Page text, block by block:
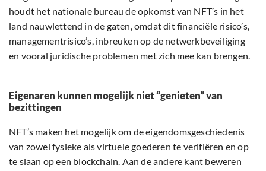
houdt het nationale bureau de opkomst van NFT’s in het
land nauwlettend in de gaten, omdat dit financiële risico’s,
managementrisico’s, inbreuken op de netwerkbeveiliging
en vooral juridische problemen met zich mee kan brengen.
Eigenaren kunnen mogelijk niet “genieten” van
bezittingen
NFT’s maken het mogelijk om de eigendomsgeschiedenis
van zowel fysieke als virtuele goederen te verifiëren en op
te slaan op een blockchain. Aan de andere kant beweren